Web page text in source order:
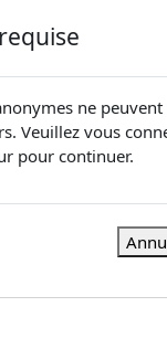
ne
Veuillez vous
pour continuer.